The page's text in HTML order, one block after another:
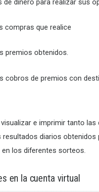
de dinero para realizar sus
compras que realice
premios obtenidos.
cobros de premios con
e imprimir tanto las
diarios obtenidos
los diferentes sorteos.
en la cuenta virtual